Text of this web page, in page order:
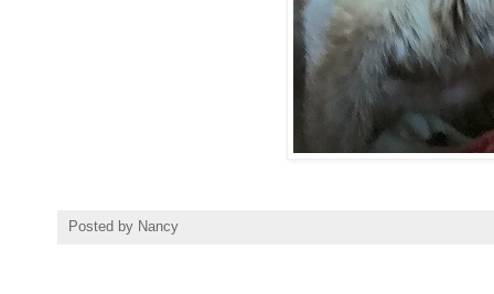
Posted by Nancy